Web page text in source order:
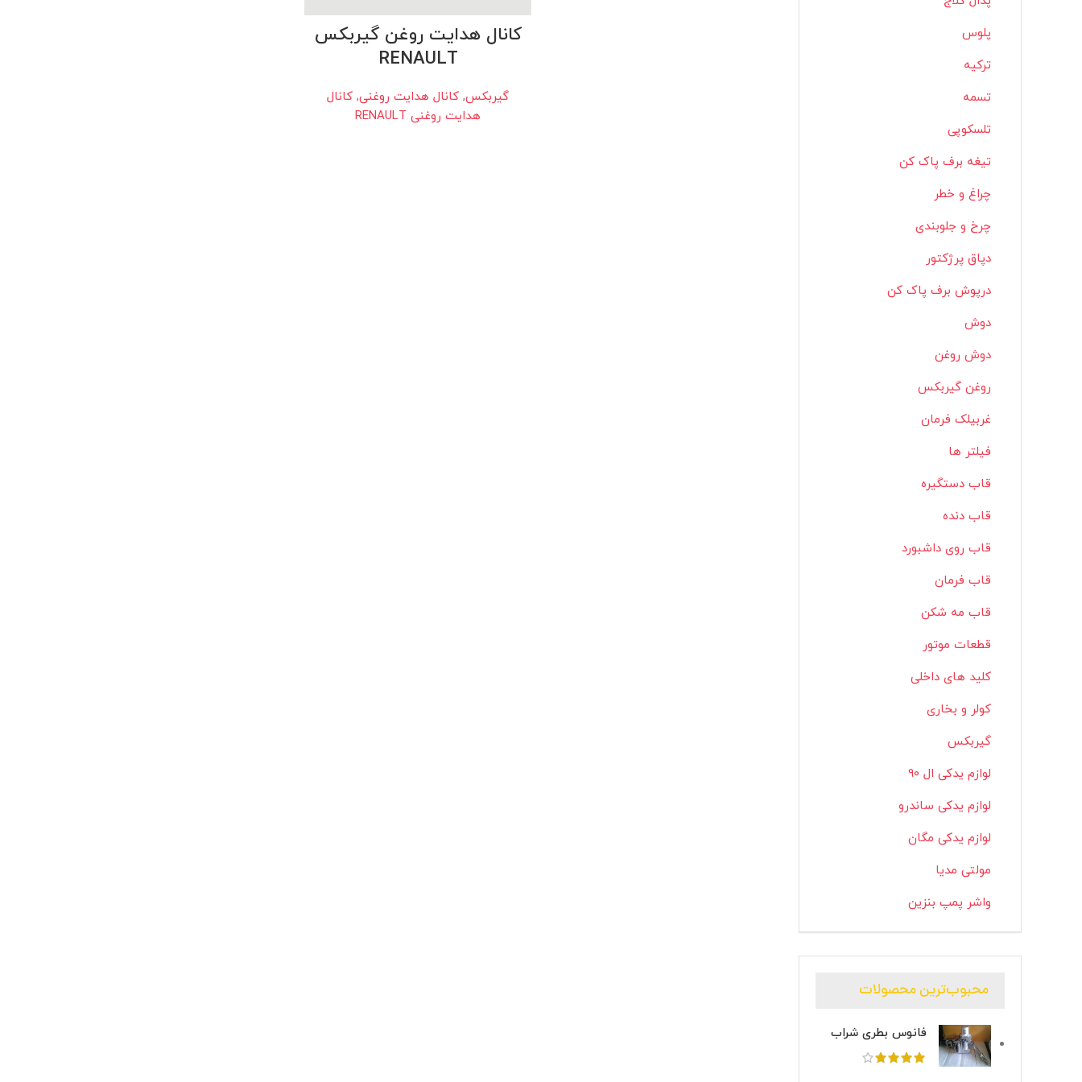
پلوس
ترکیه
تسمه
تلسکوپی
تیغه برف پاک کن
چراغ و خطر
چرخ و جلوبندی
دپاق پرژکتور
درپوش برف پاک کن
دوش
دوش روغن
روغن گیربکس
غربیلک فرمان
فیلتر ها
قاب دستگیره
قاب دنده
قاب روی داشبورد
قاب فرمان
قاب مه شکن
قطعات موتور
کلید های داخلی
کولر و بخاری
گیربکس
لوازم یدکی ال 90
لوازم یدکی ساندرو
لوازم یدکی مگان
مولتی مدیا
واشر پمپ بنزین
محبوب‌ترین محصولات
فانوس بطری شراب
کانال هدایت روغن گیربکس
RENAULT
گیربکس, کانال هدایت روغنی, کانال
هدایت روغنی RENAULT